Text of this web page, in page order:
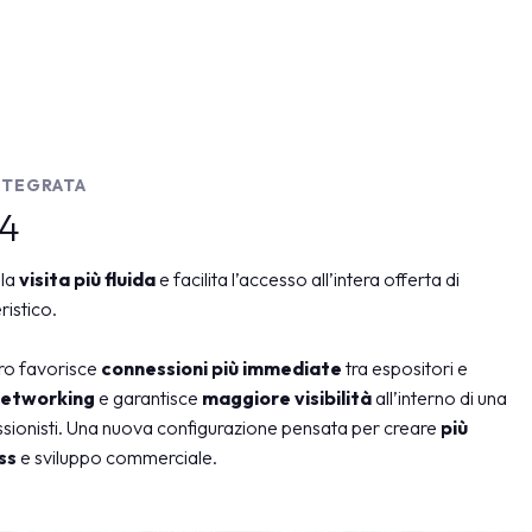
lavisita più fluidae facilita l’accesso all’intera offerta di
favorisce connessioni più immediatetra espositori e
e garantisce maggiore visibilitàall’interno di una
Una nuova configurazione pensata per creare più
e sviluppo commerciale.